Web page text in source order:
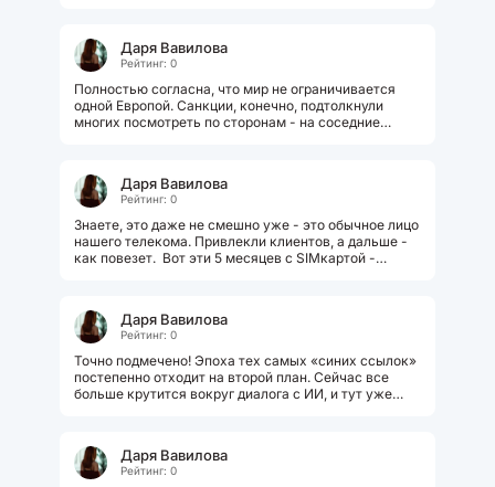
Даря Вавилова
Рейтинг: 0
Полностью согласна, что мир не ограничивается
одной Европой. Санкции, конечно, подтолкнули
многих посмотреть по сторонам - на соседние
Даря Вавилова
Рейтинг: 0
Знаете, это даже не смешно уже - это обычное лицо
нашего телекома. Привлекли клиентов, а дальше -
как повезет. Вот эти 5 месяцев с SIMкартой -
Даря Вавилова
Рейтинг: 0
Точно подмечено! Эпоха тех самых «синих ссылок»
постепенно отходит на второй план. Сейчас все
больше крутится вокруг диалога с ИИ, и тут уже
Даря Вавилова
Рейтинг: 0